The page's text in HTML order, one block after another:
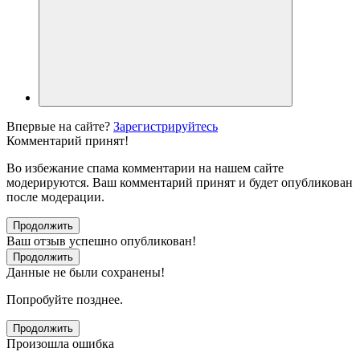
Впервые на сайте? Зарегистрируйтесь
Комментарий принят!
Во избежание спама комментарии на нашем сайте
модерируются. Ваш комментарий принят и будет опубликован
после модерации.
Продолжить
Ваш отзыв успешно опубликован!
Продолжить
Данные не были сохранены!
Попробуйте позднее.
Продолжить
Произошла ошибка